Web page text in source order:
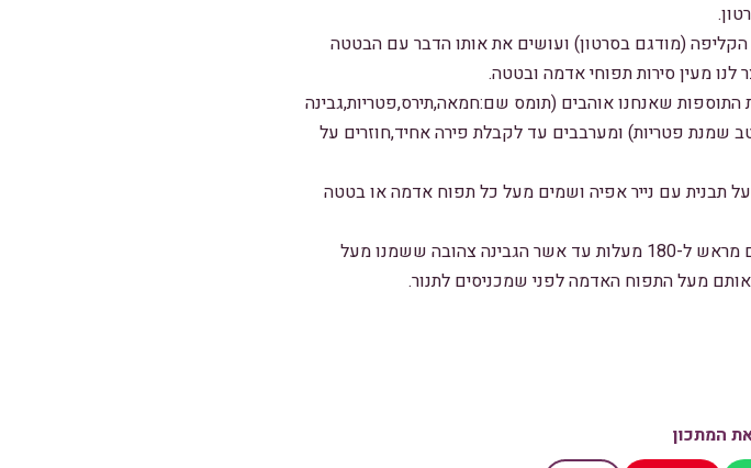
(מודגם בסרטון) ועושים את אותו הדבר עם הבטטה
מעין סירות תפוחי אדמה ובטטה.
שאנחנו אוהבים (תומס שם:חמאה,תירס,פטריות,גבינה
שמנת פטריות) ומערבבים עד לקבלת פירה אחיד,חוזרים על
תבנית עם נייר אפיה ושמים מעל כל תפוח אדמה או בטטה
מכניסים את התבנית עם תפוחי האדמה והבטטה לתנור שחומם מראש ל-180 מעלות עד אשר הגבינה צהובה ששמנו מעל
המתכון